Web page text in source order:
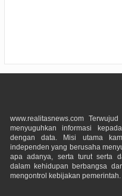
www.realitasnews.com
menyuguhkan informasi
dengan data. Misi utama
independen yang berusaha
apa adanya, serta turut serta
dalam kehidupan berbangsa
mengontrol kebijakan pemerintah.